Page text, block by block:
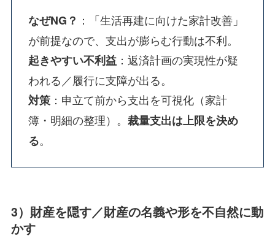
なぜNG？ ：「生活再建に向けた家計改善」
が前提なので、支出が膨らむ行動は不利。
起きやすい不利益：返済計画の実現性が疑
われる／履行に支障が出る。
対策：申立て前から支出を可視化（家計
簿・明細の整理）。 裁量支出は上限を決め
る。
3）財産を隠す／財産の名義や形を不自然に動
かす